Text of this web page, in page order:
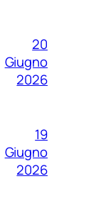
20
Giugno
2026
19
Giugno
2026